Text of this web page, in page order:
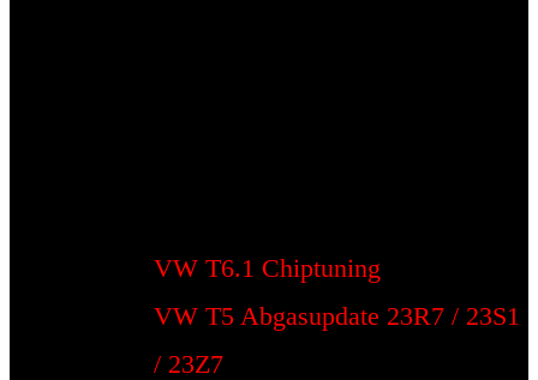
VW T6.1 Chiptuning
VW T5 Abgasupdate 23R7 / 23S1
/ 23Z7